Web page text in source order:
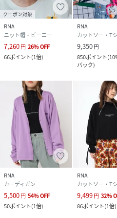
クーポン対象
RNA
ニット帽・ビーニー
7,260円 26%OFF
66ポイント(1倍)
RNA
カットソー・T
9,350円
850ポイント(
バック)
RNA
カーディガン
5,500円 54%OFF
50ポイント(1倍)
RNA
カットソー・T
9,499円 32%
86ポイント(1倍)